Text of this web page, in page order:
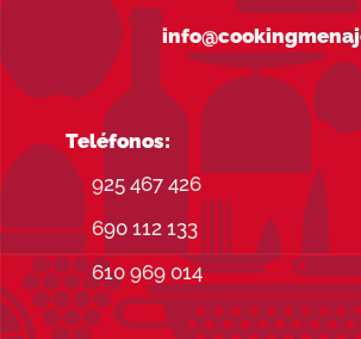
Teléfonos:
925 467 426
690 112 133
610 969 014